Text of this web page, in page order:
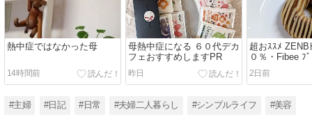
熱中症ではなかった母
14時間前
母熱中症になる ６０代デカ
フェおすすめしますPR
昨日
超おｽｽﾒ ZENB
０％・Fibee ﾌ
ｼｰｸﾚｯﾄPR
2日前
#主婦 #日記 #日常 #夫婦二人暮らし #シンプルライフ #美容